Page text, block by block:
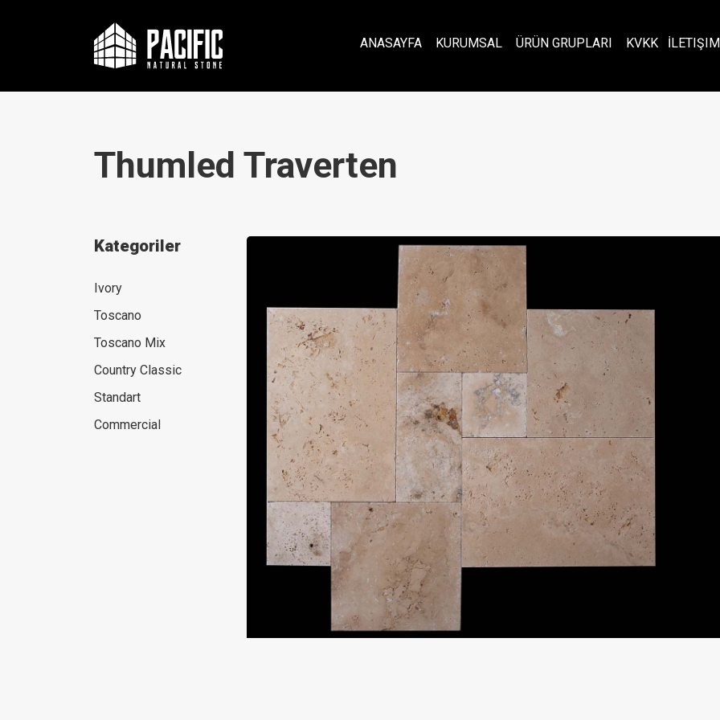
ANASAYFA KURUMSAL ÜRÜN GRUPLARI KVKK İLETIŞIM
Thumled Traverten
Kategoriler
Ivory
Toscano
Toscano Mix
Country Classic
Standart
Commercial